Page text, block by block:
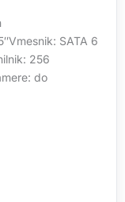
SATA 6
256
do